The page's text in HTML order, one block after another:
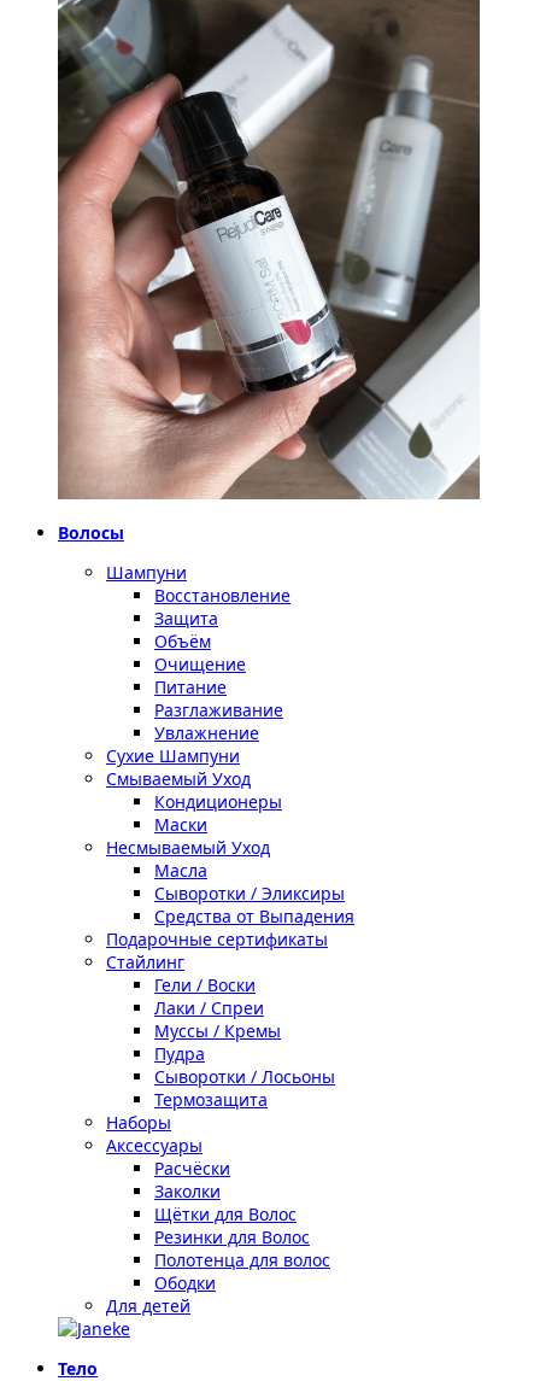
Волосы
Шампуни
Восстановление
Защита
Объём
Очищение
Питание
Разглаживание
Увлажнение
Сухие Шампуни
Смываемый Уход
Кондиционеры
Маски
Несмываемый Уход
Масла
Сыворотки / Эликсиры
Средства от Выпадения
Подарочные сертификаты
Стайлинг
Гели / Воски
Лаки / Спреи
Муссы / Кремы
Пудра
Сыворотки / Лосьоны
Термозащита
Наборы
Аксессуары
Расчёски
Заколки
Щётки для Волос
Резинки для Волос
Полотенца для волос
Ободки
Для детей
Тело